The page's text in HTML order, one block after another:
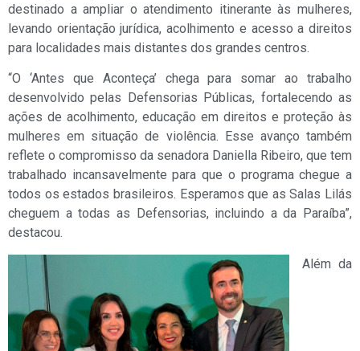
destinado a ampliar o atendimento itinerante às mulheres,
levando orientação jurídica, acolhimento e acesso a direitos
para localidades mais distantes dos grandes centros.
“O ‘Antes que Aconteça’ chega para somar ao trabalho
desenvolvido pelas Defensorias Públicas, fortalecendo as
ações de acolhimento, educação em direitos e proteção às
mulheres em situação de violência. Esse avanço também
reflete o compromisso da senadora Daniella Ribeiro, que tem
trabalhado incansavelmente para que o programa chegue a
todos os estados brasileiros. Esperamos que as Salas Lilás
cheguem a todas as Defensorias, incluindo a da Paraíba”,
destacou.
Além da